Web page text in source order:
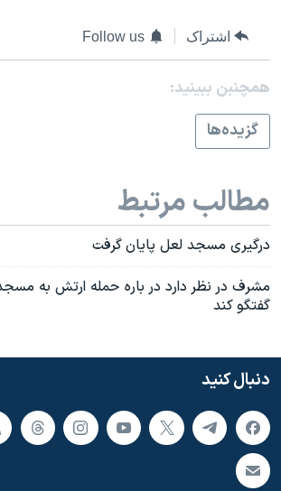
اعتراضات مردمی آبان ۹۸
اسرائیل در جنگ
نرگس محمدی برنده جایزه نوبل صلح
صفحه‌های ویژه
سفر پرزیدنت ترامپ به چین
اشتراک Follow us
همچنبن ببینید:
گزيده‌ها
مطالب مرتبط
درگيری مسجد لعل پايان گرفت
مشرف در نظر دارد در باره حمله ارتش به
گفتگو کند
دنبال کنید